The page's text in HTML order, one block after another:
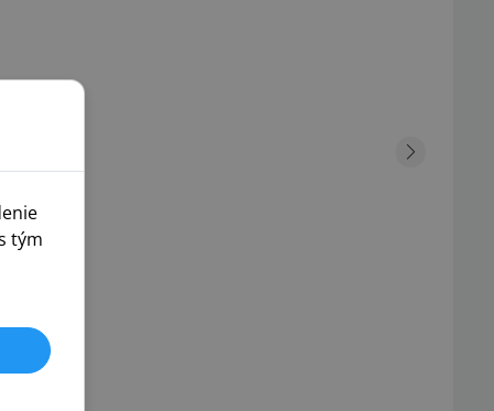
tým